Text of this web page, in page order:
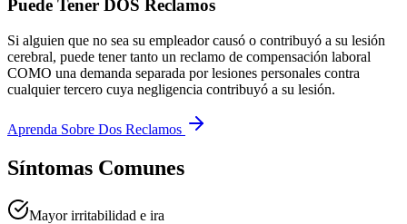
Puede Tener DOS Reclamos
Si alguien que no sea su empleador causó o contribuyó a su lesión
cerebral, puede tener tanto un reclamo de compensación laboral
COMO una demanda separada por lesiones personales contra
cualquier tercero cuya negligencia contribuyó a su lesión.
Aprenda Sobre Dos Reclamos
Síntomas Comunes
Mayor irritabilidad e ira